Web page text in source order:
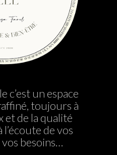
c’est un espace
toujours à
et de la qualité
de vos
besoins…